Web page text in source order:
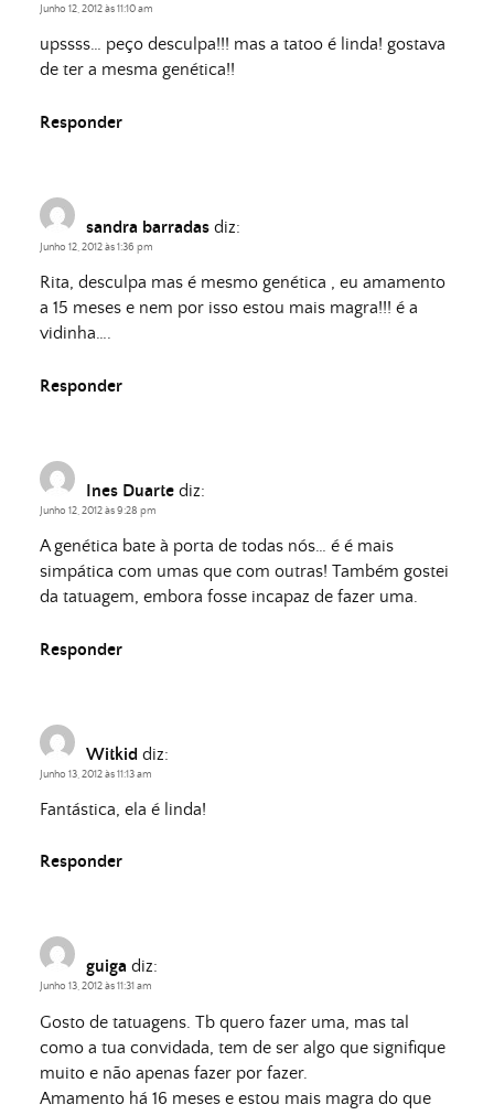
Junho 12, 2012 às 11:10 am
upssss… peço desculpa!!! mas a tatoo é linda! gostava
de ter a mesma genética!!
Responder
sandra barradas diz:
Junho 12, 2012 às 1:36 pm
Rita, desculpa mas é mesmo genética , eu amamento
a 15 meses e nem por isso estou mais magra!!! é a
vidinha….
Responder
Ines Duarte diz:
Junho 12, 2012 às 9:28 pm
A genética bate à porta de todas nós… é é mais
simpática com umas que com outras! Também gostei
da tatuagem, embora fosse incapaz de fazer uma.
Responder
Witkid diz:
Junho 13, 2012 às 11:13 am
Fantástica, ela é linda!
Responder
guiga diz:
Junho 13, 2012 às 11:31 am
Gosto de tatuagens. Tb quero fazer uma, mas tal
como a tua convidada, tem de ser algo que signifique
muito e não apenas fazer por fazer.
Amamento há 16 meses e estou mais magra do que